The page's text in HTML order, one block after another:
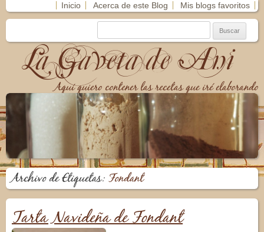
La Gaveta de Ani
Aquí quiero contener las recetas que iré elaborando
Inicio Acerca de este Blog Mis blogs favoritos
Archivo de Etiquetas: Fondant
Tarta Navideña de Fondant